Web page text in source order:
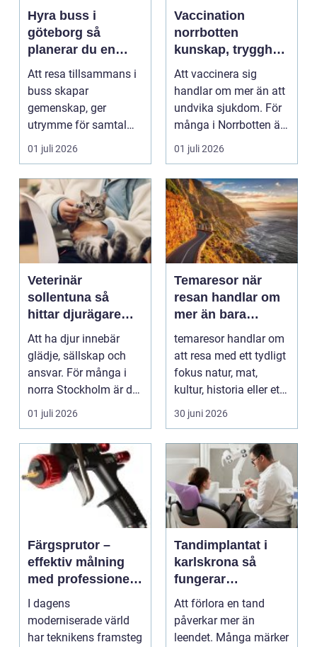
Hyra buss i
göteborg så
planerar du en
smidig gruppresa
Att resa tillsammans i
buss skapar
gemenskap, ger
utrymme för samtal
och gör det enkelt att
hålla ih...
01 juli 2026
Vaccination
norrbotten
kunskap, trygghet
och förebyggande
vård
Att vaccinera sig
handlar om mer än att
undvika sjukdom. För
många i Norrbotten är
vaccination en fö...
01 juli 2026
Veterinär
sollentuna så
hittar djurägare
rätt vård för hund,
katt och smådjur
Att ha djur innebär
glädje, sällskap och
ansvar. För många i
norra Stockholm är det
självklart att v...
01 juli 2026
Temaresor när
resan handlar om
mer än bara
resmålet
temaresor handlar om
att resa med ett tydligt
fokus natur, mat,
kultur, historia eller ett
specifik...
30 juni 2026
Färgsprutor –
effektiv målning
med professionellt
resultat
I dagens
moderniserade värld
har teknikens framsteg
Tandimplantat i
karlskrona så
fungerar
behandlingen och
vad du behöver
veta
Att förlora en tand
påverkar mer än
leendet. Många märker